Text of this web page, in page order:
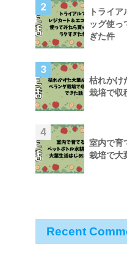
2
トライ
ッグ使っ
ぎた件
3
枯れかけ
栽培で収
4
室内で育
栽培で大
Recent